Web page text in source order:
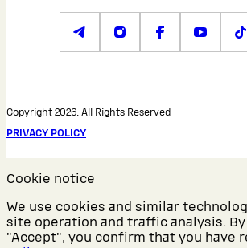
Copyright 2026. All Rights Reserved
PRIVACY POLICY
Cookie notice
We use cookies and similar
site operation and traffic analysis.
"Accept", you confirm that you have